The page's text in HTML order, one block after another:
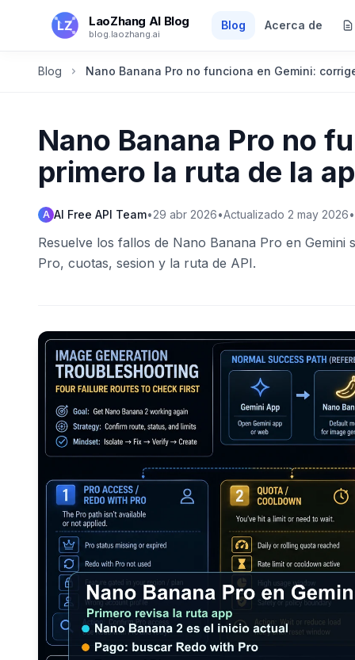
Saltar al contenido principal
LaoZhang AI Blog
blog.laozhang.ai
Blog Acerca de
Blog Nano Banana Pro no funciona en Gemini:
Nano Banana Pro no
primero la ruta de la
A AI Free API Team•29 abr 2026•Actualizado 2 may 2026•
Resuelve los fallos de Nano Banana Pro en
Pro, cuotas, sesion y la ruta de API.